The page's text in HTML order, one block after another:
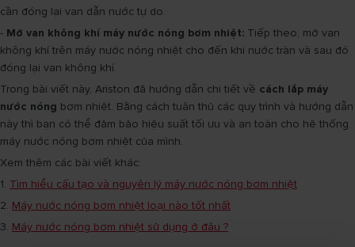
cần đóng lại van dẫn nước tự do.
- Mở van không khí máy nước nóng bơm nhiệt: Tiếp theo, mở van
không khí trên máy nước nóng nhiệt cho đến khi nước tràn và sau đó
đóng lại van không khí.
Trong bài viết này, Ariston đã hướng dẫn chi tiết về cách lắp máy
nước nóng bơm nhiệt. Bằng cách tuân thủ các quy trình và hướng dẫn
này thì bạn có thể đảm bảo hiệu suất tối ưu và an toàn cho hệ thống
máy nước nóng bơm nhiệt của mình.
Xem thêm các bài viết khác:
1. Tìm hiểu cấu tạo và nguyên lý máy nước nóng bơm nhiệt
2. Máy nước nóng bơm nhiệt loại nào tốt nhất
3. Máy nước nóng bơm nhiệt sử dụng ở đâu ?